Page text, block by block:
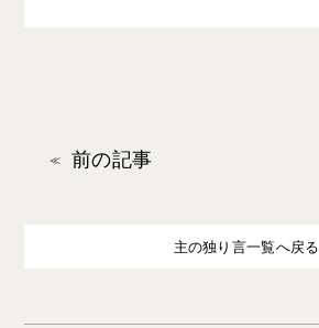
前の記事
主の独り言一覧へ戻る